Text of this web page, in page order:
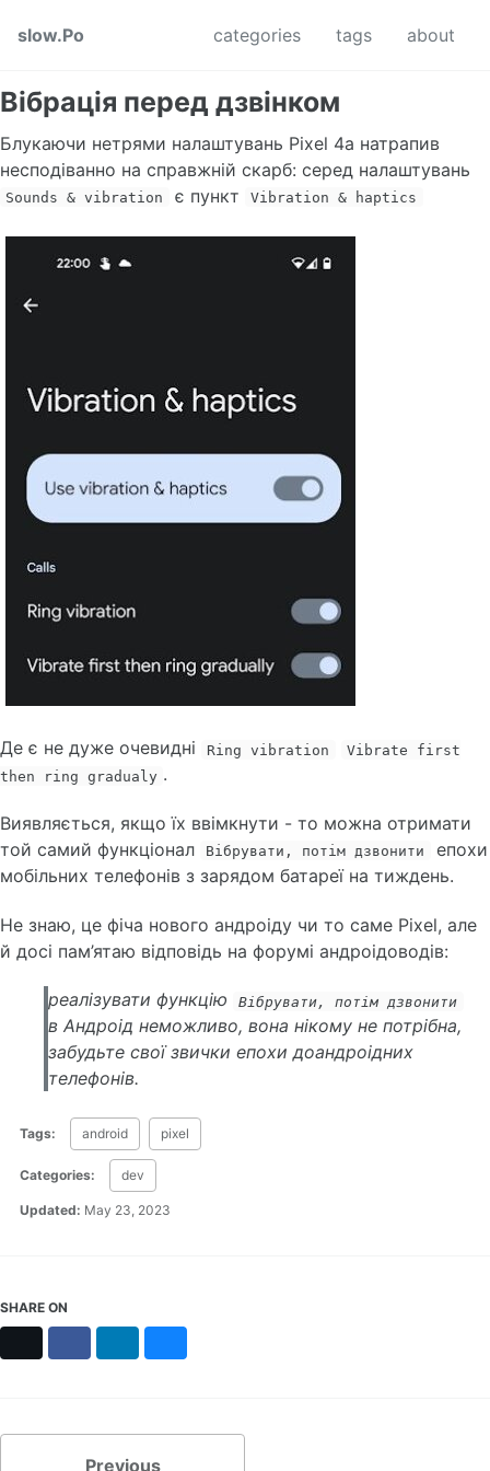
slow.Po
categories tags about
Вібрація перед дзвінком
Блукаючи нетрями налаштувань Pixel 4a натрапив
несподіванно на справжній скарб: серед налаштувань
Sounds & vibration є пункт Vibration & haptics
Де є не дуже очевидні Ring vibration
Vibrate first
then ring gradualy .
Виявляється, якщо їх ввімкнути - то можна отримати
той самий функціонал
Вібрувати, потім дзвонити
епохи
мобільних телефонів з зарядом батареї на тиждень.
Не знаю, це фіча нового андроіду чи то саме Pixel, але
й досі пам’ятаю відповідь на форумі андроідоводів:
реалізувати функцію Вібрувати, потім дзвонити
в Андроід неможливо, вона нікому не потрібна,
забудьте свої звички епохи доандроідних
телефонів.
Tags: android pixel
Categories: dev
Updated: May 23, 2023
SHARE ON
Previous